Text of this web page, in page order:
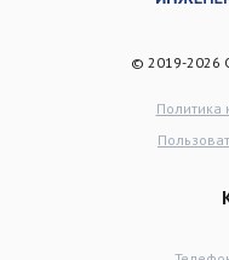
© 2019-2026
Политика